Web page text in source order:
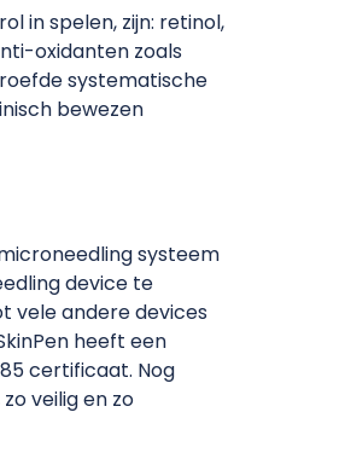
in spelen, zijn: retinol,
oxidanten zoals
systematische
bewezen
systeem
device te
vele andere devices
heeft een
certificaat. Nog
veilig en zo